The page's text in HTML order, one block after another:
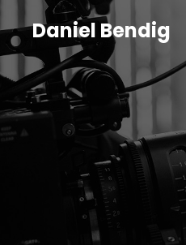
Daniel Bendig